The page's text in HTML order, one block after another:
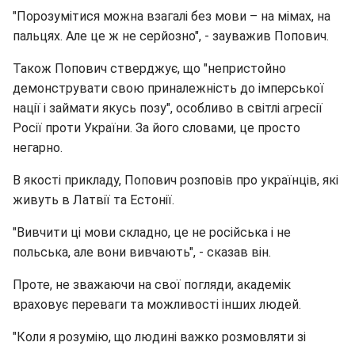
"Порозумітися можна взагалі без мови – на мімах, на
пальцях. Але це ж не серйозно", - зауважив Попович.
Також Попович стверджує, що "непристойно
демонструвати свою приналежність до імперської
нації і займати якусь позу", особливо в світлі агресії
Росії проти України. За його словами, це просто
негарно.
В якості прикладу, Попович розповів про українців, які
живуть в Латвії та Естонії.
"Вивчити ці мови складно, це не російська і не
польська, але вони вивчають", - сказав він.
Проте, не зважаючи на свої погляди, академік
враховує переваги та можливості інших людей.
"Коли я розумію, що людині важко розмовляти зі